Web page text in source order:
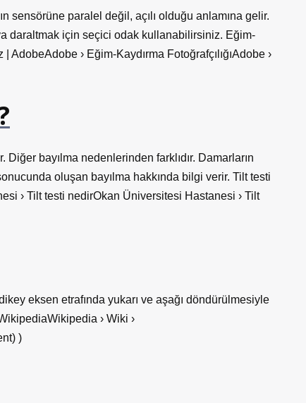
sensörüne paralel değil, açılı olduğu anlamına gelir.
daraltmak için seçici odak kullanabilirsiniz. Eğim-
AdobeAdobe › Eğim-Kaydırma FotoğrafçılığıAdobe ›
bayılma nedenlerinden farklıdır. Damarların
oluşan bayılma hakkında bilgi verir. Tilt testi
› Tilt testi nedirOkan Üniversitesi Hastanesi › Tilt
eksen etrafında yukarı ve aşağı döndürülmesiyle
› Wiki ›
)